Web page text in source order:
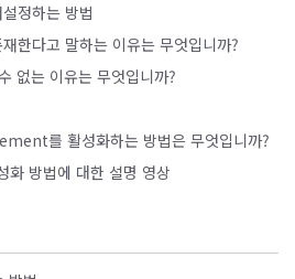
정하는 방법
한다고 말하는 이유는 무엇입니까?
없는 이유는 무엇입니까?
를 활성화하는 방법은 무엇입니까?
방법에 대한 설명 영상